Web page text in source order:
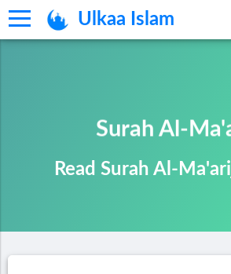
Ulkaa Islam
Surah Al-
Read Surah Al-